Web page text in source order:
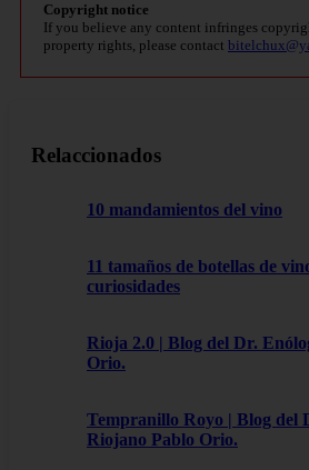
Copyright notice
If you believe any content infringes
property rights, please contact
Relaccionados
10 mandamientos del vino
11 tamaños de botellas de
curiosidades
Rioja 2.0 | Blog del Dr.
Orio.
Tempranillo Royo | Blog del
Riojano Pablo Orio.